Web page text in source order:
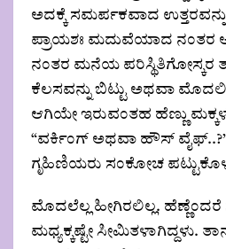
ಅದಕ್ಕೆ ಸಮರ್ಪಕವಾದ
ಪ್ರಾಯಶಃ ಮದುವೆಯಾದ ನಂತರ
ನಂತರ ಮನೆಯ ಪರಿಸ್ಥಿತಿಗೋಸ್ಕರ
ಕೆಲಸವನ್ನು ಬಿಟ್ಟು ಅಥವಾ
ಆಗಿಯೇ ಇರುವಂತಹ ಹೆಣ್ಣು
“ವರ್ಕಿಂಗ್ ಅಥವಾ ಹೌಸ್ ವೈಫ್..?”
ಗೃಹಿಣಿಯರು ಸಂಕೋಚ
ಮೊದಲೆಲ್ಲ ಹೀಗಿರಲಿಲ್ಲ. ಹೆಣ್ಣೆಂದರೆ
ಮಧ್ಯಕ್ಕಷ್ಟೇ ಸೀಮಿತಳಾಗಿದ್ದಳು.